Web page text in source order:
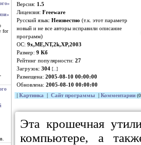
for
Версия: 1.5
Лицензия: Freeware
Русский язык: Неизвестно (т.к. этот параметр
новый и не все авторы исправили описание
программ)
ОС: 9x,ME,NT,2k,XP,2003
Размер: 9 Кб
Рейтинг популярности: 27
Загрузок: 304 [...]
Размещена: 2005-08-10 00:00:00
Обновлена: 2005-08-10 00:00:00
Картинка Сайт программы Комментарии
Эта крошечная
компьютере, а